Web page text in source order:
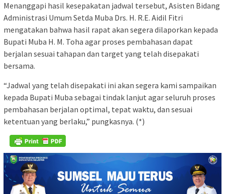
Menanggapi hasil kesepakatan jadwal tersebut, Asisten Bidang
Administrasi Umum Setda Muba Drs. H. R.E. Aidil Fitri
mengatakan bahwa hasil rapat akan segera dilaporkan kepada
Bupati Muba H. M. Toha agar proses pembahasan dapat
berjalan sesuai tahapan dan target yang telah disepakati
bersama.
“Jadwal yang telah disepakati ini akan segera kami sampaikan
kepada Bupati Muba sebagai tindak lanjut agar seluruh proses
pembahasan berjalan optimal, tepat waktu, dan sesuai
ketentuan yang berlaku,” pungkasnya. (*)